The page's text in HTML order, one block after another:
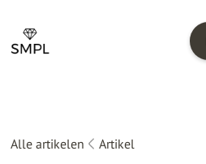
Alle artikelen Artikel